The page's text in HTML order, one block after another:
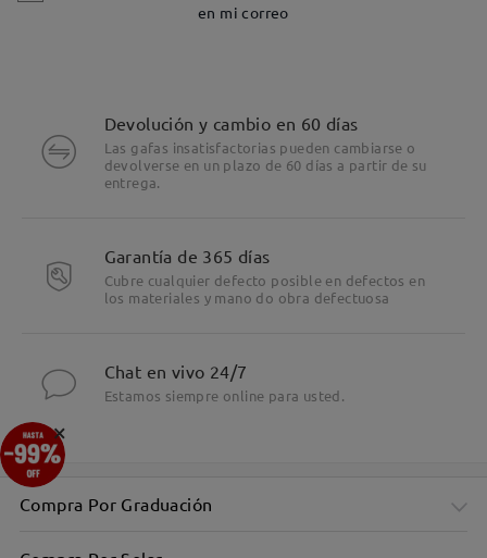
en mi correo
Devolución y cambio en 60 días
Las gafas insatisfactorias pueden cambiarse o
devolverse en un plazo de 60 días a partir de su
entrega.
Garantía de 365 días
Cubre cualquier defecto posible en defectos en
los materiales y mano do obra defectuosa
Chat en vivo 24/7
Estamos siempre online para usted.
Compra Por Graduación
×